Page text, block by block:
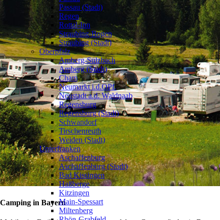
Camping in Bayern
Passau (Stadt)
Regen
Rottal-Inn
Straubing-Bogen
Straubing (Stadt)
Oberpfalz
Amberg-Sulzbach
Amberg (Stadt)
Cham
Neumarkt i.d.OPf.
Neustadt a.d. Waldnaab
Regensburg
Regensburg (Stadt)
Schwandorf
Tirschenreuth
Weiden (Stadt)
Unterfranken
Aschaffenburg
Aschaffenburg (Stadt)
Bad Kissingen
Haßberge
Kitzingen
Main-Spessart
Miltenberg